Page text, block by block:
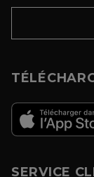
SERVICE